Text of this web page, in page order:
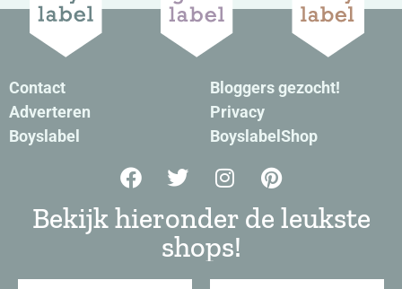
Contact
Adverteren
Boyslabel
Bloggers gezocht!
Privacy
BoyslabelShop
Bekijk hieronder de leukste
shops!